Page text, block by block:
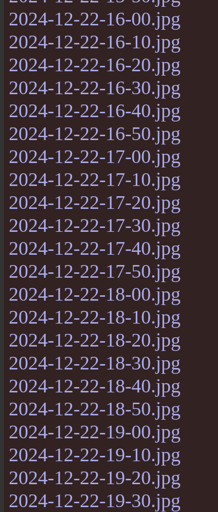
2024-12-22-16-00.jpg
2024-12-22-16-10.jpg
2024-12-22-16-20.jpg
2024-12-22-16-30.jpg
2024-12-22-16-40.jpg
2024-12-22-16-50.jpg
2024-12-22-17-00.jpg
2024-12-22-17-10.jpg
2024-12-22-17-20.jpg
2024-12-22-17-30.jpg
2024-12-22-17-40.jpg
2024-12-22-17-50.jpg
2024-12-22-18-00.jpg
2024-12-22-18-10.jpg
2024-12-22-18-20.jpg
2024-12-22-18-30.jpg
2024-12-22-18-40.jpg
2024-12-22-18-50.jpg
2024-12-22-19-00.jpg
2024-12-22-19-10.jpg
2024-12-22-19-20.jpg
2024-12-22-19-30.jpg